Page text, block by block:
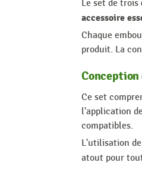
Le set de trois
accessoire
Chaque
produit. La
Ce set
l'application
compatibles.
L'utilisation
atout pour